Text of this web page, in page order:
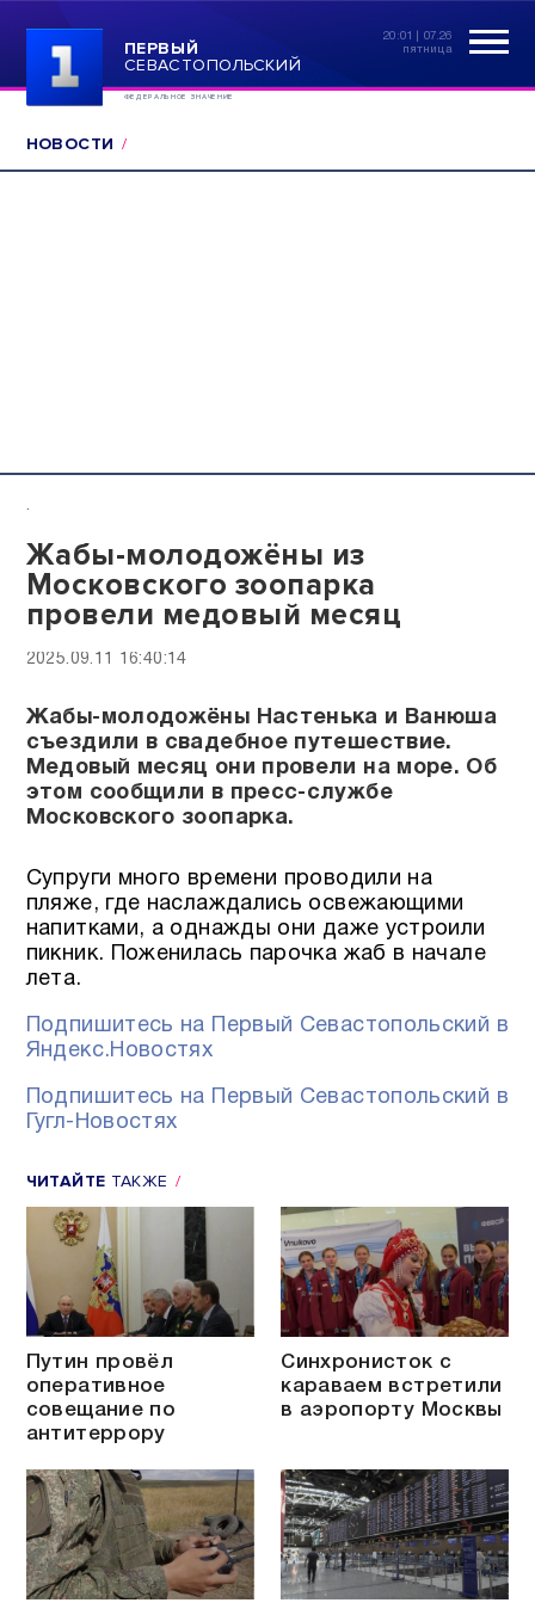
ПЕРВЫЙ
СЕВАСТОПОЛЬСКИЙ
ФЕДЕРАЛЬНОЕ ЗНАЧЕНИЕ
20:01 | 07.26
пятница
НОВОСТИ
.
Жабы-молодожёны из
Московского зоопарка
провели медовый месяц
2025.09.11 16:40:14
Жабы-молодожёны Настенька и Ванюша
съездили в свадебное путешествие.
Медовый месяц они провели на море. Об
этом сообщили в пресс-службе
Московского зоопарка.
Супруги много времени проводили на
пляже, где наслаждались освежающими
напитками, а однажды они даже устроили
пикник. Поженилась парочка жаб в начале
лета.
Подпишитесь на Первый Севастопольский в
Яндекс.Новостях
Подпишитесь на Первый Севастопольский в
Гугл-Новостях
ЧИТАЙТЕ ТАКЖЕ
Путин провёл
оперативное
совещание по
антитеррору
Синхронисток с
караваем встретили
в аэропорту Москвы